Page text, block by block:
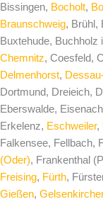
Bissingen, Bocholt,
Braunschweig, Brühl,
Buxtehude, Buchholz
Chemnitz, Coesfeld,
Delmenhorst,
Dortmund, Dreieich,
Eberswalde,
Erkelenz, Eschweiler,
Falkensee, Fellbach,
(Oder), Frankenthal
Freising, Fürth,
Gießen,